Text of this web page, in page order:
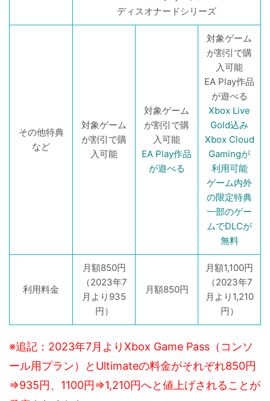
ディスオナードシリーズ
その他特典
など
対象ゲーム
が割引で購
入可能
対象ゲーム
が割引で購
入可能
EA Play作品
が遊べる
対象ゲーム
が割引で購
入可能
EA Play作品
が遊べる
Xbox Live
Gold込み
Xbox Cloud
Gamingが
利用可能
ゲーム内外
の限定特典
一部のゲー
ムでDLCが
無料
利用料金
月額850円
（2023年7
月より935
円）
月額850円
月額1,100円
（2023年7
月より1,210
円）
※追記：2023年7月よりXbox Game Pass（コンソ
ール用プラン）とUltimateの料金がそれぞれ850円
⇒935円、1100円⇒1,210円へと値上げされることが